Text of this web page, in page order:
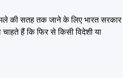
की सतह तक जाने के लिए भारत सरकार
हैं कि फिर से किसी विदेशी या